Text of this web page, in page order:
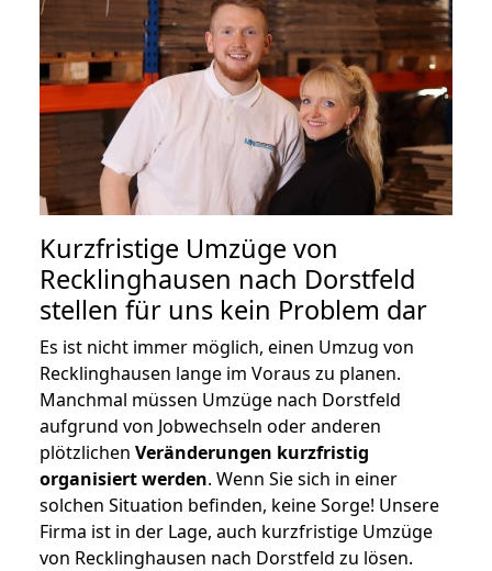
Kurzfristige Umzüge von
Recklinghausen nach Dorstfeld
stellen für uns kein Problem dar
Es ist nicht immer möglich, einen Umzug von
Recklinghausen lange im Voraus zu planen.
Manchmal müssen Umzüge nach Dorstfeld
aufgrund von Jobwechseln oder anderen
plötzlichen Veränderungen kurzfristig
organisiert werden. Wenn Sie sich in einer
solchen Situation befinden, keine Sorge! Unsere
Firma ist in der Lage, auch kurzfristige Umzüge
von Recklinghausen nach Dorstfeld zu lösen.